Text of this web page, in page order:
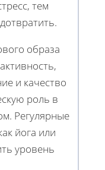
тем
образа
и качество
роль в
Регулярные
йога или
уровень